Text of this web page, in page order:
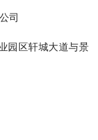
司
园区轩城大道与景